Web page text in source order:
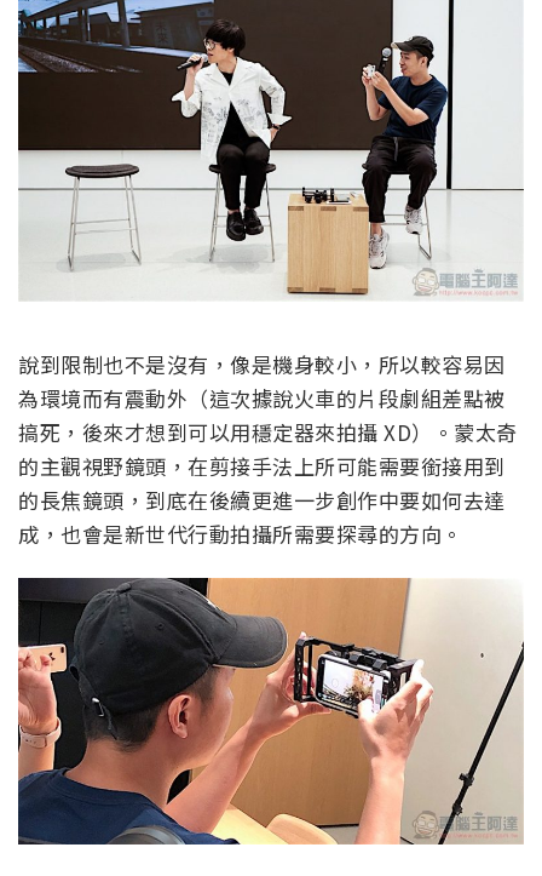
說到限制也不是沒有，像是機身較小，所以較容易因
為環境而有震動外（這次據說火車的片段劇組差點被
搞死，後來才想到可以用穩定器來拍攝 XD）。蒙太奇
的主觀視野鏡頭，在剪接手法上所可能需要銜接用到
的長焦鏡頭，到底在後續更進一步創作中要如何去達
成，也會是新世代行動拍攝所需要探尋的方向。